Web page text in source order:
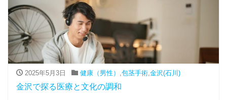
2025年5月3日 健康（男性） ,包茎手術,金沢(石川)
金沢で探る医療と文化の調和